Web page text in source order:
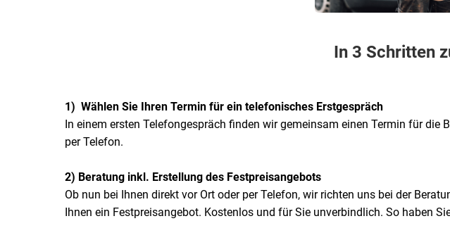
In 3 Schritten
1) Wählen Sie Ihren Termin für ein telefonisches Erstgespräch
In einem ersten Telefongespräch finden wir gemeinsam einen Termin für
per Telefon.
2) Beratung inkl. Erstellung des Festpreisangebots
Ob nun bei Ihnen direkt vor Ort oder per Telefon, wir richten uns bei der
Ihnen ein Festpreisangebot. Kostenlos und für Sie unverbindlich. So haben